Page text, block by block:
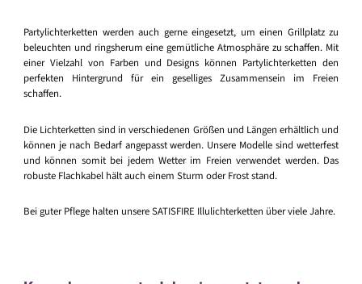
Partylichterketten werden auch gerne eingesetzt, um einen Grillplatz zu
beleuchten und ringsherum eine gemütliche Atmosphäre zu schaffen. Mit
einer Vielzahl von Farben und Designs können Partylichterketten den
perfekten Hintergrund für ein geselliges Zusammensein im Freien
schaffen.
Die Lichterketten sind in verschiedenen Größen und Längen erhältlich und
können je nach Bedarf angepasst werden. Unsere Modelle sind wetterfest
und können somit bei jedem Wetter im Freien verwendet werden. Das
robuste Flachkabel hält auch einem Sturm oder Frost stand.
Bei guter Pflege halten unsere SATISFIRE Illulichterketten über viele Jahre.